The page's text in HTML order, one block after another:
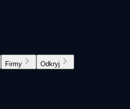
Firmy Odkryj